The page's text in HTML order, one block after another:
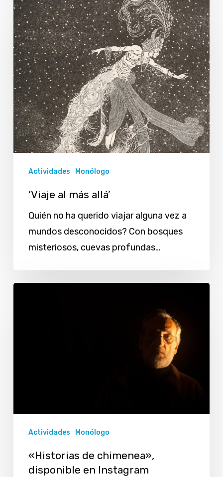
al
más
allá’
Actividades Monólogo
‘Viaje al más allá’
Quién no ha querido viajar alguna vez a
mundos desconocidos? Con bosques
misteriosos, cuevas profundas…
Actividades Monólogo
«Historias de chimenea»,
disponible en Instagram